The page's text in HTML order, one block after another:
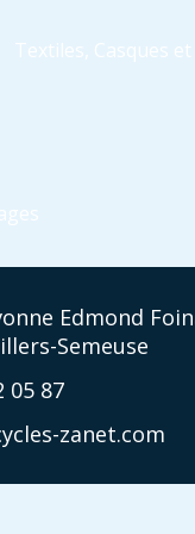
Textiles, Casques
Edmond
Semeuse
05 87
zanet.com